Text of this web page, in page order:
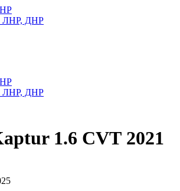
ЛНР, ДНР
ЛНР, ДНР
1.6 CVT 2021